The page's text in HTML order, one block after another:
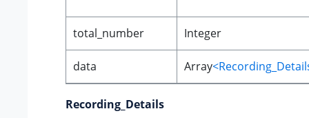
total_number Integer
data Array
Recording_Details